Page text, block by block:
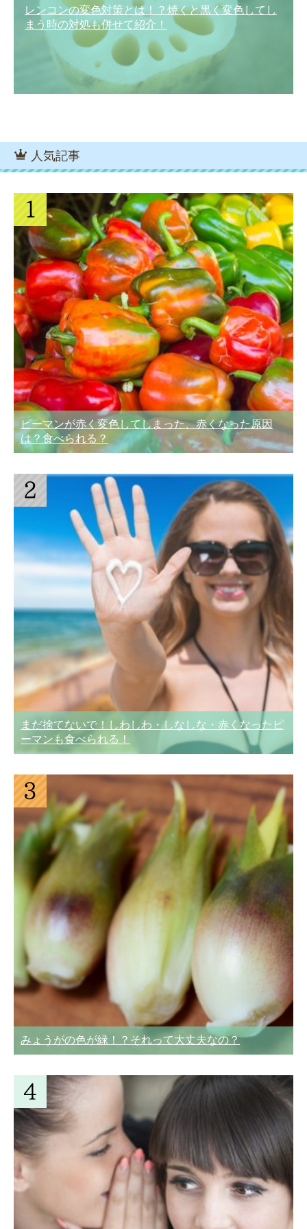
レンコンの変色対策とは！？焼くと黒く変色してし
まう時の対処も併せて紹介！
人気記事
ピーマンが赤く変色してしまった、赤くなった原因
は？食べられる？
まだ捨てないで！しわしわ・しなしな・赤くなったピ
ーマンも食べられる！
みょうがの色が緑！？それって大丈夫なの？